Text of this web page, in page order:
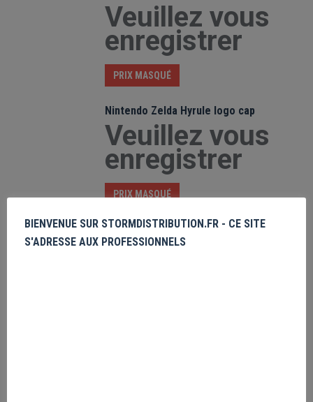
Veuillez vous
enregistrer
PRIX MASQUÉ
Nintendo Zelda Hyrule logo cap
Veuillez vous
enregistrer
PRIX MASQUÉ
Jurassic Park Camo Gold Logo
Veuillez vous
BIENVENUE SUR STORMDISTRIBUTION.FR - CE SITE
S'ADRESSE AUX PROFESSIONNELS